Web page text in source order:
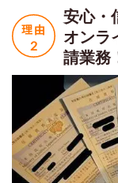
安心・
オンラ
請業務